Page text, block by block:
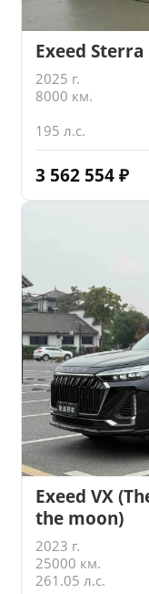
Exeed Sterra
2025 г.
8000 км.
195 л.с.
3 562 554 ₽
Exeed VX
the moon)
2023 г.
25000 км.
261.05 л.с.